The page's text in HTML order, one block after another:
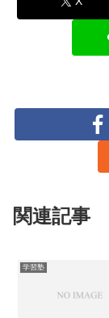
関連記事
学習塾